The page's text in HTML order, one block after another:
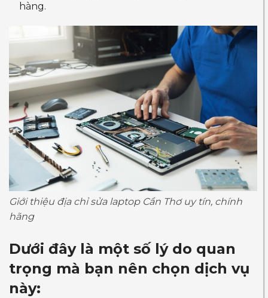
hàng.
Giới thiệu địa chỉ sửa laptop Cần Thơ uy tín, chính
hãng
Dưới đây là một số lý do quan
trọng mà bạn nên chọn dịch vụ
này: